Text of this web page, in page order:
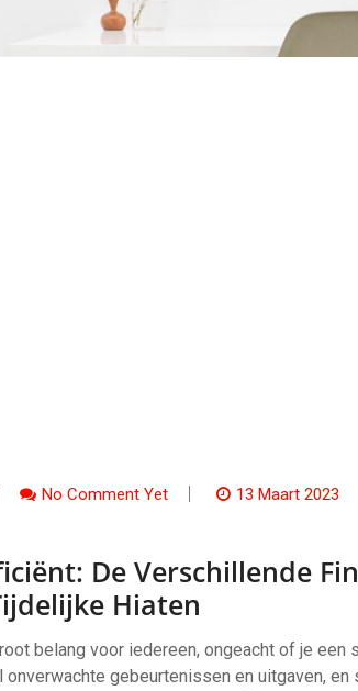
No Comment Yet 13 Maart 2023
De Verschillende
Hiaten
belang voor iedereen, ongeacht of je een
gebeurtenissen en uitgaven,